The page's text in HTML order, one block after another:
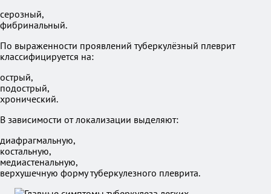
серозный,
фибринальный.
По выраженности проявлений туберкулёзный плеврит
классифицируется на:
острый,
подострый,
хронический.
В зависимости от локализации выделяют:
диафрагмальную,
костальную,
медиастенальную,
верхушечную форму туберкулезного плеврита.